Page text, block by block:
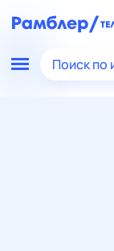
Поиск по